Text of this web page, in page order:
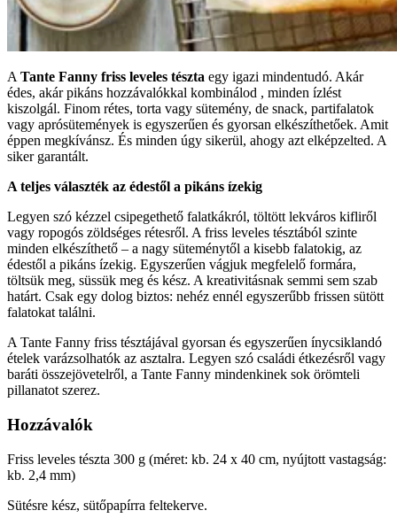
A Tante Fanny friss leveles tészta egy igazi mindentudó. Akár
édes, akár pikáns hozzávalókkal kombinálod , minden ízlést
kiszolgál. Finom rétes, torta vagy sütemény, de snack, partifalatok
vagy aprósütemények is egyszerűen és gyorsan elkészíthetőek. Amit
éppen megkívánsz. És minden úgy sikerül, ahogy azt elképzelted. A
siker garantált.
A teljes választék az édestől a pikáns ízekig
Legyen szó kézzel csipegethető falatkákról, töltött lekváros kifliről
vagy ropogós zöldséges rétesről. A friss leveles tésztából szinte
minden elkészíthető – a nagy süteménytől a kisebb falatokig, az
édestől a pikáns ízekig. Egyszerűen vágjuk megfelelő formára,
töltsük meg, süssük meg és kész. A kreativitásnak semmi sem szab
határt. Csak egy dolog biztos: nehéz ennél egyszerűbb frissen sütött
falatokat találni.
A Tante Fanny friss tésztájával gyorsan és egyszerűen ínycsiklandó
ételek varázsolhatók az asztalra. Legyen szó családi étkezésről vagy
baráti összejövetelről, a Tante Fanny mindenkinek sok örömteli
pillanatot szerez.
Hozzávalók
Friss leveles tészta 300 g (méret: kb. 24 x 40 cm, nyújtott vastagság:
kb. 2,4 mm)
Sütésre kész, sütőpapírra feltekerve.